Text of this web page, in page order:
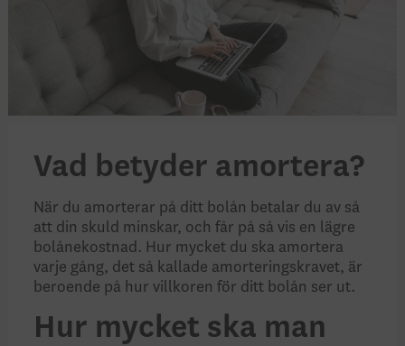
Vad betyder amortera?
När du amorterar på ditt bolån betalar du av så
att din skuld minskar, och får på så vis en lägre
bolånekostnad. Hur mycket du ska amortera
varje gång, det så kallade amorteringskravet, är
beroende på hur villkoren för ditt bolån ser ut.
Hur mycket ska man